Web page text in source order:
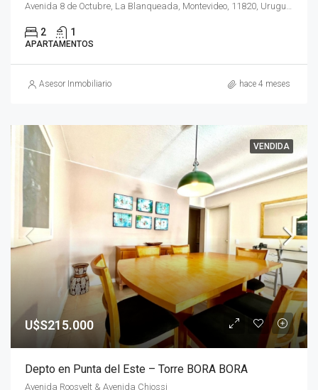
Avenida 8 de Octubre, La Blanqueada, Montevideo, 11820, Uruguay
2 1
APARTAMENTOS
Asesor Inmobiliario hace 4 meses
VENDIDA
U$S215.000
Depto en Punta del Este – Torre BORA BORA
Avenida Roosvelt & Avenida Chiossi